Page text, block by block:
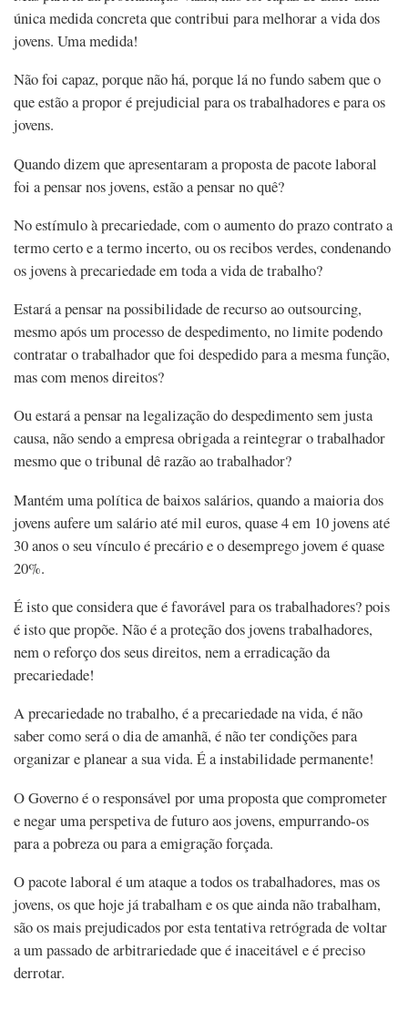
única medida concreta que contribui para melhorar a vida dos
jovens. Uma medida!
Não foi capaz, porque não há, porque lá no fundo sabem que o
que estão a propor é prejudicial para os trabalhadores e para os
jovens.
Quando dizem que apresentaram a proposta de pacote laboral
foi a pensar nos jovens, estão a pensar no quê?
No estímulo à precariedade, com o aumento do prazo contrato a
termo certo e a termo incerto, ou os recibos verdes, condenando
os jovens à precariedade em toda a vida de trabalho?
Estará a pensar na possibilidade de recurso ao outsourcing,
mesmo após um processo de despedimento, no limite podendo
contratar o trabalhador que foi despedido para a mesma função,
mas com menos direitos?
Ou estará a pensar na legalização do despedimento sem justa
causa, não sendo a empresa obrigada a reintegrar o trabalhador
mesmo que o tribunal dê razão ao trabalhador?
Mantém uma política de baixos salários, quando a maioria dos
jovens aufere um salário até mil euros, quase 4 em 10 jovens até
30 anos o seu vínculo é precário e o desemprego jovem é quase
20%.
É isto que considera que é favorável para os trabalhadores? pois
é isto que propõe. Não é a proteção dos jovens trabalhadores,
nem o reforço dos seus direitos, nem a erradicação da
precariedade!
A precariedade no trabalho, é a precariedade na vida, é não
saber como será o dia de amanhã, é não ter condições para
organizar e planear a sua vida. É a instabilidade permanente!
O Governo é o responsável por uma proposta que comprometer
e negar uma perspetiva de futuro aos jovens, empurrando-os
para a pobreza ou para a emigração forçada.
O pacote laboral é um ataque a todos os trabalhadores, mas os
jovens, os que hoje já trabalham e os que ainda não trabalham,
são os mais prejudicados por esta tentativa retrógrada de voltar
a um passado de arbitrariedade que é inaceitável e é preciso
derrotar.